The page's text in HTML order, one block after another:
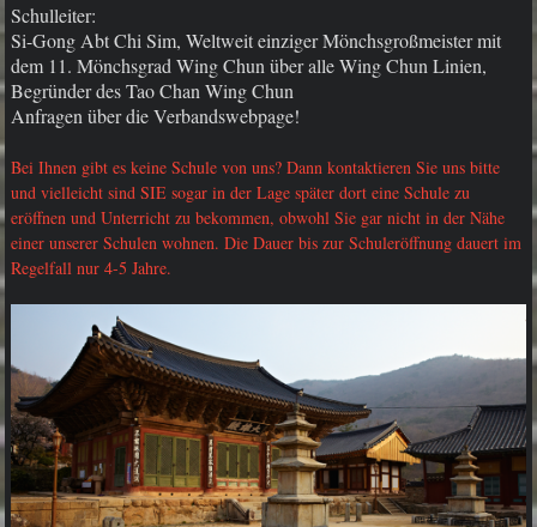
Schulleiter:
Si-Gong Abt Chi Sim, Weltweit einziger Mönchsgroßmeister mit
dem 11. Mönchsgrad Wing Chun über alle Wing Chun Linien,
Begründer des Tao Chan Wing Chun
Anfragen über die Verbandswebpage!
Bei Ihnen gibt es keine Schule von uns? Dann kontaktieren Sie uns bitte
und vielleicht sind SIE sogar in der Lage später dort eine Schule zu
eröffnen und Unterricht zu bekommen, obwohl Sie gar nicht in der Nähe
einer unserer Schulen wohnen. Die Dauer bis zur Schuleröffnung dauert im
Regelfall nur 4-5 Jahre.